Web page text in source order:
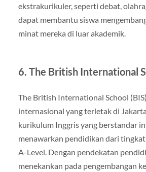
ekstrakurikuler, seperti debat,
dapat membantu siswa
minat mereka di luar akademik.
6. The British International
The British International School
internasional yang terletak di
kurikulum Inggris yang berstandar
menawarkan pendidikan dari
A-Level. Dengan pendekatan
menekankan pada pengembangan